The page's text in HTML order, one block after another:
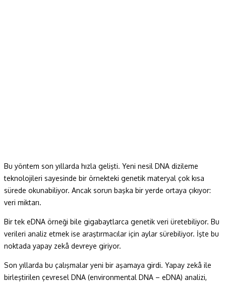
Bu yöntem son yıllarda hızla gelişti. Yeni nesil DNA dizileme
teknolojileri sayesinde bir örnekteki genetik materyal çok kısa
sürede okunabiliyor. Ancak sorun başka bir yerde ortaya çıkıyor:
veri miktarı.
Bir tek eDNA örneği bile gigabaytlarca genetik veri üretebiliyor. Bu
verileri analiz etmek ise araştırmacılar için aylar sürebiliyor. İşte bu
noktada yapay zekâ devreye giriyor.
Son yıllarda bu çalışmalar yeni bir aşamaya girdi. Yapay zekâ ile
birleştirilen çevresel DNA (environmental DNA – eDNA) analizi,